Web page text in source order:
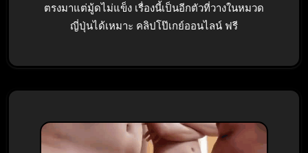
ตรงมาแต่มู้ดไม่แข็ง เรื่องนี้เป็นอีกตัวที่วางในหมวด
ญี่ปุ่นได้เหมาะ คลิปโป๊เกย์ออนไลน์ ฟรี